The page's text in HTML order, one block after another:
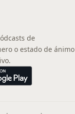
de
o estado de ánimo